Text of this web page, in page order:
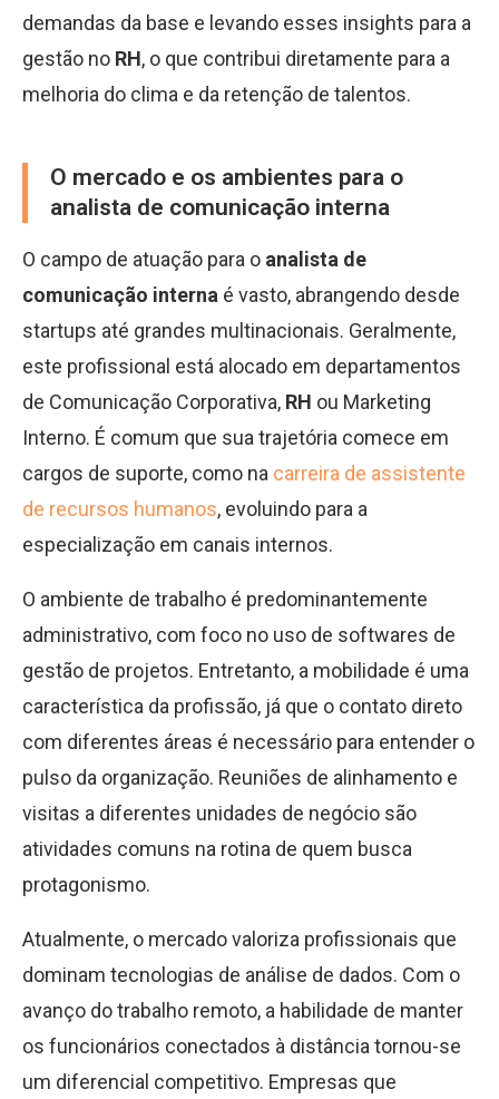
demandas da base e levando esses insights para a
gestão no RH, o que contribui diretamente para a
melhoria do clima e da retenção de talentos.
O mercado e os ambientes para o
analista de comunicação interna
O campo de atuação para o analista de
comunicação interna é vasto, abrangendo desde
startups até grandes multinacionais. Geralmente,
este profissional está alocado em departamentos
de Comunicação Corporativa, RH ou Marketing
Interno. É comum que sua trajetória comece em
cargos de suporte, como na carreira de assistente
de recursos humanos, evoluindo para a
especialização em canais internos.
O ambiente de trabalho é predominantemente
administrativo, com foco no uso de softwares de
gestão de projetos. Entretanto, a mobilidade é uma
característica da profissão, já que o contato direto
com diferentes áreas é necessário para entender o
pulso da organização. Reuniões de alinhamento e
visitas a diferentes unidades de negócio são
atividades comuns na rotina de quem busca
protagonismo.
Atualmente, o mercado valoriza profissionais que
dominam tecnologias de análise de dados. Com o
avanço do trabalho remoto, a habilidade de manter
os funcionários conectados à distância tornou-se
um diferencial competitivo. Empresas que